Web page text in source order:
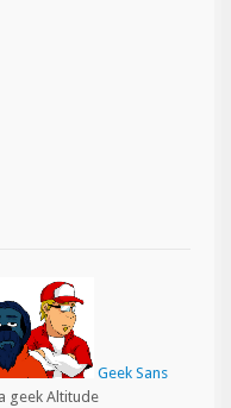
Geek Sans
geek Altitude